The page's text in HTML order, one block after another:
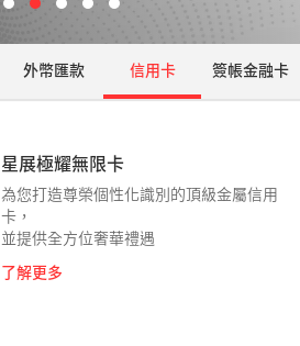
外幣匯款 信用卡 簽帳金融卡
星展極耀無限卡
為您打造尊榮個性化識別的頂級金屬信用
卡，
並提供全方位奢華禮遇
了解更多